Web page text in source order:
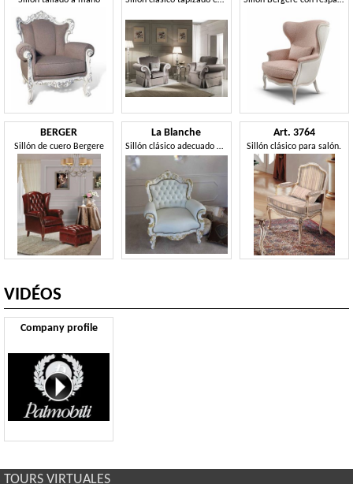
BERGER
Sillón de cuero Bergere
La Blanche
Sillón clásico adecuado para uso residencial
Art. 3764
Sillón clásico para salón.
VIDÉOS
Company profile
TOURS VIRTUALES